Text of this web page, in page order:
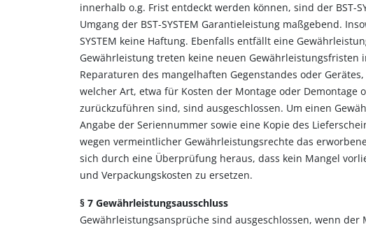
innerhalb o.g. Frist entdeckt werden können, sind der BST-
Umgang der BST-SYSTEM Garantieleistung maßgebend.
SYSTEM keine Haftung. Ebenfalls entfällt eine
Gewährleistung treten keine neuen Gewährleistungsfristen
Reparaturen des mangelhaften Gegenstandes oder
welcher Art, etwa für Kosten der Montage oder Demontage
zurückzuführen sind, sind ausgeschlossen. Um einen
Angabe der Seriennummer sowie eine Kopie des
wegen vermeintlicher Gewährleistungsrechte das
sich durch eine Überprüfung heraus, dass kein Mangel
und Verpackungskosten zu ersetzen.
§ 7 Gewährleistungsausschluss
Gewährleistungsansprüche sind ausgeschlossen, wenn